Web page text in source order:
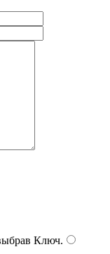
Ключ.